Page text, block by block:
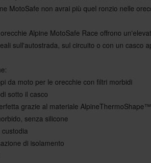
MotoSafe non avrai più quel ronzio nelle
Alpine MotoSafe Race offrono
sull'autostrada, sul circuito o con un casco
da moto per le orecchie con filtri morbidi
sotto il casco
grazie al materiale AlpineThermoShape™
senza silicone
custodia
di isolamento